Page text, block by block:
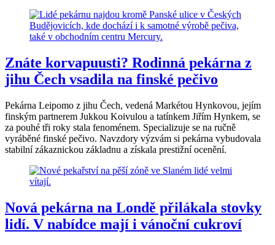
Znáte korvapuusti? Rodinná pekárna z
jihu Čech vsadila na finské pečivo
Pekárna Leipomo z jihu Čech, vedená Markétou Hynkovou, jejím
finským partnerem Jukkou Koivulou a tatínkem Jiřím Hynkem, se
za pouhé tři roky stala fenoménem. Specializuje se na ručně
vyráběné finské pečivo. Navzdory výzvám si pekárna vybudovala
stabilní zákaznickou základnu a získala prestižní ocenění.
Nová pekárna na Londě přilákala stovky
lidí. V nabídce mají i vánoční cukroví